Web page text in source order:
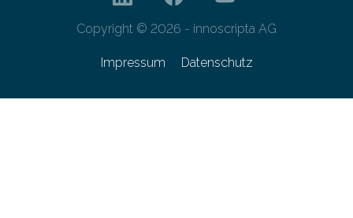
Copyright © 2026 - innoscripta AG
Impressum Datenschutz